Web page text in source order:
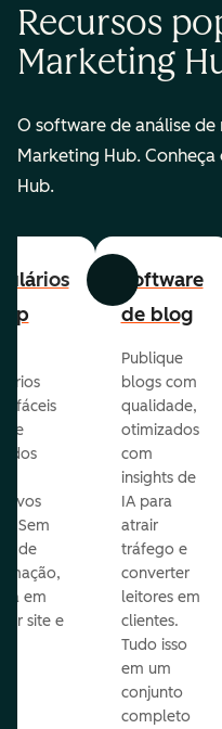
Recursos
Marketing
O software de análise
Marketing Hub.
Hub.
Anterior Avançar
fáceis
e
Sem
de
em
site e
Software
de blog
Publique
blogs com
qualidade,
otimizados
com
insights de
IA para
atrair
tráfego e
converter
leitores em
clientes.
Tudo isso
em um
conjunto
completo